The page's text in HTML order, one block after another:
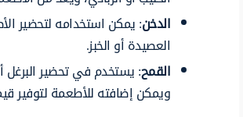
الدخن: يمكن استخدامه لتحضير
العصيدة أو الخبز.
القمح: يستخدم في تحضير
ويمكن إضافته للأطعمة لتوفير